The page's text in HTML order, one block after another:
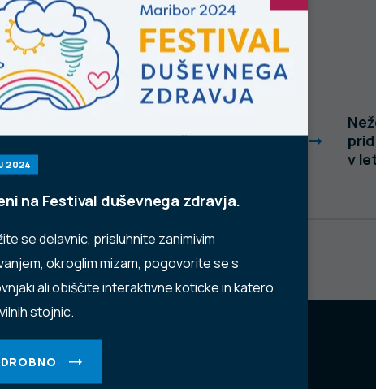
2024
na Festival duševnega zdravja.
se delavnic, prisluhnite zanimivim
okroglim mizam, pogovorite se s
ali obiščite interaktivne koticke in katero
stojnic.
o HPV
pridruženi cepljenju
v